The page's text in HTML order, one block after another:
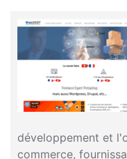
développement et
commerce,